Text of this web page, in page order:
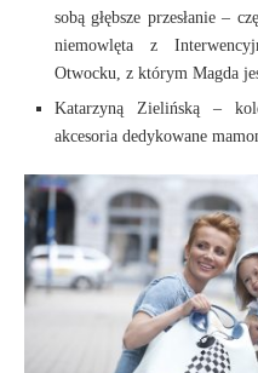
sobą głębsze przesłanie –
niemowlęta z
Otwocku, z którym Magda
Katarzyną Zielińską –
akcesoria dedykowane